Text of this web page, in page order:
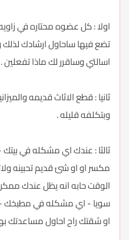
اولا : كل عضوه محتاره في
تضع فيها ساحاول ارشادك لذلك
اسالتي وساقرر لك ماذا تفعلين .
ثانيا : قطع الاثاث قديمه
وبتكلفه قليله .
ثالثا : عندك اي مشكله في
مكسر او او شئ قديم تحبينه
الوقت حابه انه يظل عندك
سويا - اي مشكله في مطبخك -
او شقتك راح احاول مساعدتك